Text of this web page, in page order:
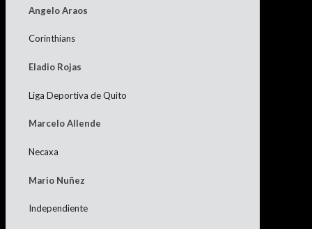
Angelo Araos
Corinthians
Eladio Rojas
Liga Deportiva de Quito
Marcelo Allende
Necaxa
Mario Nuñez
Independiente